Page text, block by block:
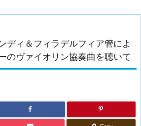
次へ

検索
ディ＆フィラデルフィア管によ
のヴァイオリン協奏曲を聴いて